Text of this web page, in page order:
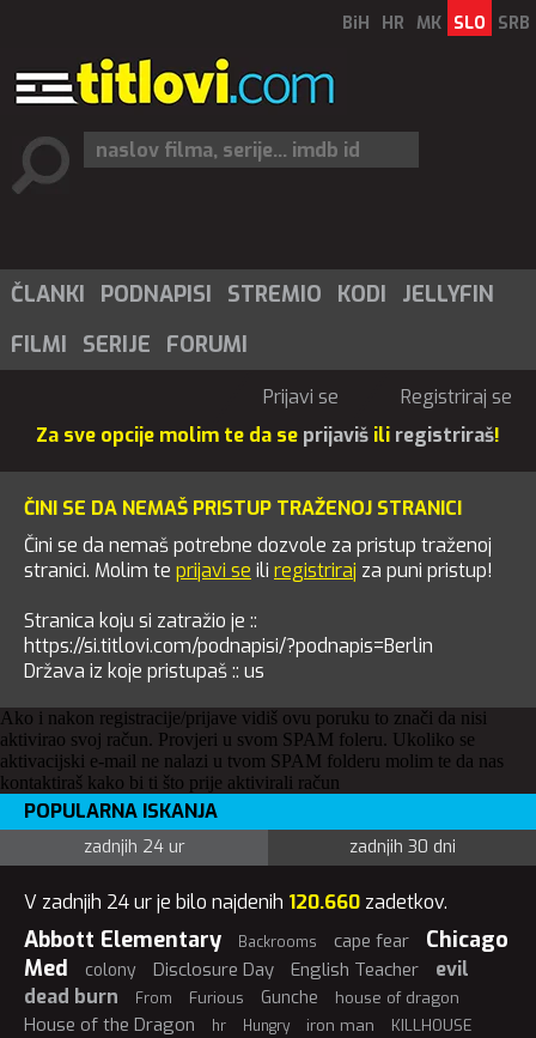
BiH HR MK SLO SRB
ČLANKI PODNAPISI STREMIO KODI
JELLYFIN
FILMI
SERIJE FORUMI
Prijavi se
Registriraj se
Za sve opcije molim te da se prijaviš ili registriraš!
ČINI SE DA NEMAŠ PRISTUP TRAŽENOJ STRANICI
Čini se da nemaš potrebne dozvole za pristup traženoj
stranici. Molim te prijavi se ili registriraj za puni pristup!
Stranica koju si zatražio je ::
https://si.titlovi.com/podnapisi/?podnapis=Berlin
Država iz koje pristupaš :: us
Ako i nakon registracije/prijave vidiš ovu poruku to znači da nisi
aktivirao svoj račun. Provjeri u svom SPAM foleru. Ukoliko se
aktivacijski e-mail ne nalazi u tvom SPAM folderu molim te da nas
kontaktiraš kako bi ti što prije aktivirali račun
POPULARNA ISKANJA
zadnjih 24 ur zadnjih 30 dni
V zadnjih 24 ur je bilo najdenih 120.660 zadetkov.
Abbott Elementary Backrooms cape fear
Chicago
Med
colony Disclosure Day English Teacher
evil
dead burn
From Furious Gunche house of dragon
House of the Dragon hr Hungry iron man KILLHOUSE